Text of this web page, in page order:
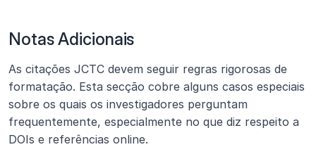
Notas Adicionais
As citações JCTC devem seguir regras rigorosas de
formatação. Esta secção cobre alguns casos especiais
sobre os quais os investigadores perguntam
frequentemente, especialmente no que diz respeito a
DOIs e referências online.